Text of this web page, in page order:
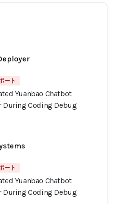
ート
Yuanbao Chatbot
During Coding Debug
ート
Yuanbao Chatbot
During Coding Debug